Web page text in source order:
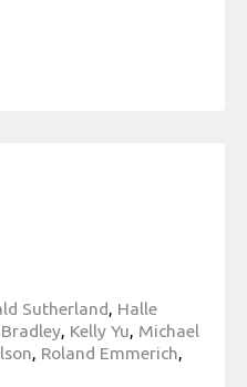
Sutherland, Halle
, Kelly Yu, Michael
, Roland Emmerich,